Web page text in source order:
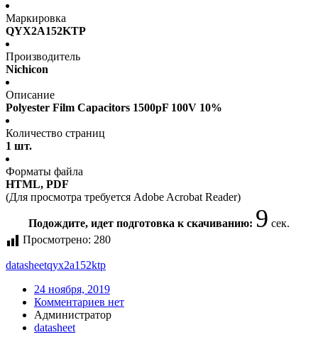
Маркировка
QYX2A152KTP
Производитель
Nichicon
Описание
Polyester Film Capacitors 1500pF 100V 10%
Количество страниц
1 шт.
Форматы файла
HTML, PDF
(Для просмотра требуется Adobe Acrobat Reader)
Подождите, идет подготовка к скачиванию: 9 сек.
Просмотрено: 280
datasheetqyx2a152ktp
24 ноября, 2019
Комментариев нет
Администратор
datasheet